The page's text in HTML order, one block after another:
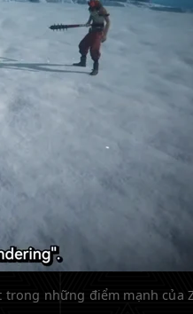
trong những điểm mạnh của